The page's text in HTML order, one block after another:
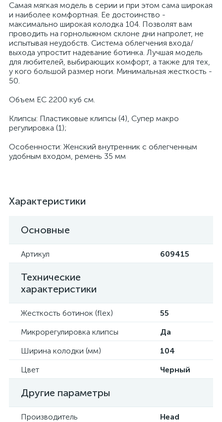
Самая мягкая модель в серии и при этом сама широкая
и наиболее комфортная. Ее достоинство -
максимально широкая колодка 104. Позволят вам
проводить на горнолыжном склоне дни напролет, не
испытывая неудобств. Система облегчения входа/
выхода упростит надевание ботинка. Лучшая модель
для любителей, выбирающих комфорт, а также для тех,
у кого большой размер ноги. Минимальная жесткость -
50.
Объем EC 2200 куб см.
Клипсы: Пластиковые клипсы (4), Супер макро
регулировка (1);
Особенности: Женский внутренник с облегченным
удобным входом, ремень 35 мм
Характеристики
Основные
Артикул 609415
Технические
характеристики
Жесткость ботинок (flex)
55
Микрорегулировка клипсы
Да
Ширина колодки (мм)
104
Цвет
Черный
Другие параметры
Производитель Head